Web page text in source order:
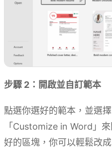
步驟 2：開啟並自訂範本
點選你選好的範本，並選
「Customize in Word」
好的區塊，你可以輕鬆改